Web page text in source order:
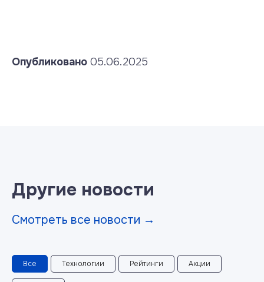
Опубликовано 05.06.2025
Другие новости
Смотреть все новости →
Все Технологии Рейтинги Акции